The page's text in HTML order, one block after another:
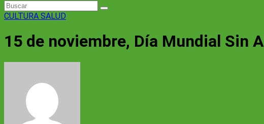
CULTURA SALUD
15 de noviembre, Día Mundial Sin